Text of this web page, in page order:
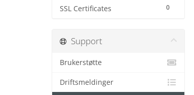
0
SSL Certificates
Support
Brukerstøtte
Driftsmeldinger